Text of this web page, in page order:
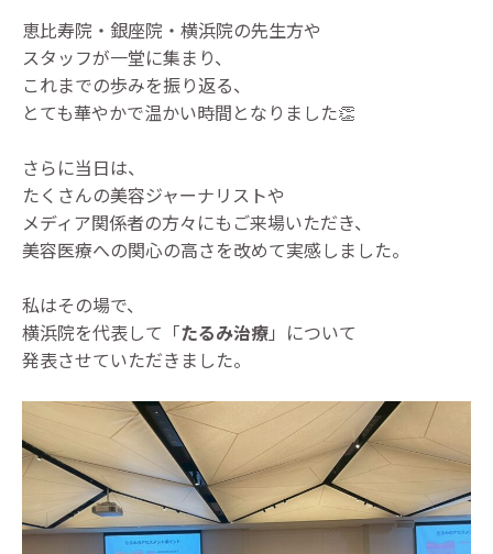
恵比寿院・銀座院・横浜院の先生方や
スタッフが一堂に集まり、
これまでの歩みを振り返る、
とても華やかで温かい時間となりました👏
さらに当日は、
たくさんの美容ジャーナリストや
メディア関係者の方々にもご来場いただき、
美容医療への関心の高さを改めて実感しました。
私はその場で、
横浜院を代表して「たるみ治療」について
発表させていただきました。